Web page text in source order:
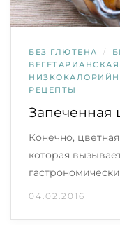
БЕЗ ГЛЮТЕНА /
ВЕГЕТАРИАНСКАЯ
РЕЦЕПТЫ
Запеченная
Конечно,
которая
04.02.2016